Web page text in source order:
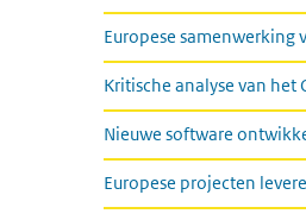
Europese
Kritische analyse van het
Nieuwe software
Europese projecten